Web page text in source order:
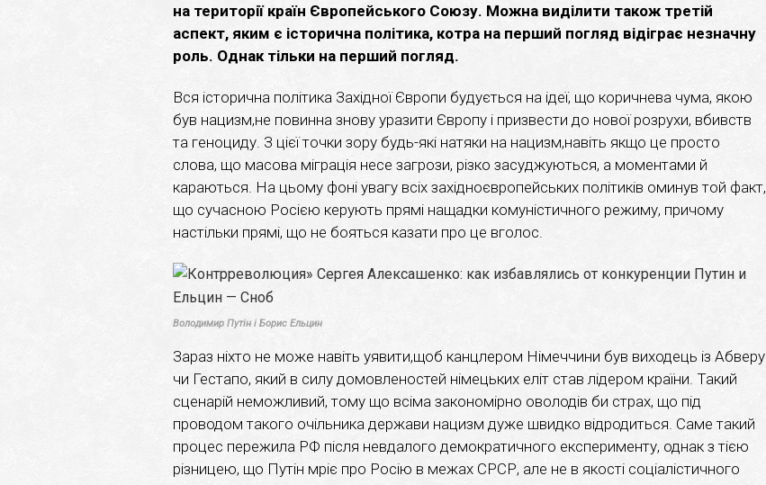
на території країн Європейського Союзу. Можна виділити також третій
аспект, яким є історична політика, котра на перший погляд відіграє незначну
роль. Однак тільки на перший погляд.
Вся історична політика Західної Європи будується на ідеї, що коричнева чума, якою
був нацизм,не повинна знову уразити Європу і призвести до нової розрухи, вбивств
та геноциду. З цієї точки зору будь-які натяки на нацизм,навіть якщо це просто
слова, що масова міграція несе загрози, різко засуджуються, а моментами й
караються. На цьому фоні увагу всіх західноєвропейських політиків оминув той факт,
що сучасною Росією керують прямі нащадки комуністичного режиму, причому
настільки прямі, що не бояться казати про це вголос.
Володимир Путін і Борис Ельцин
Зараз ніхто не може навіть уявити,щоб канцлером Німеччини був виходець із Абверу
чи Гестапо, який в силу домовленостей німецьких еліт став лідером країни. Такий
сценарій неможливий, тому що всіма закономірно оволодів би страх, що під
проводом такого очільника держави нацизм дуже швидко відродиться. Саме такий
процес пережила РФ після невдалого демократичного експерименту, однак з тією
різницею, що Путін мріє про Росію в межах СРСР, але не в якості соціалістичного